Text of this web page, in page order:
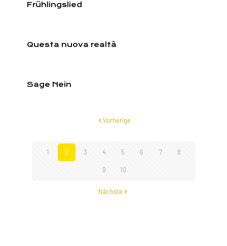
Frühlingslied
Questa nuova realtà
Sage Nein
Vorherige
1 2 3 4 5 6 7 8
9 10
Nächste